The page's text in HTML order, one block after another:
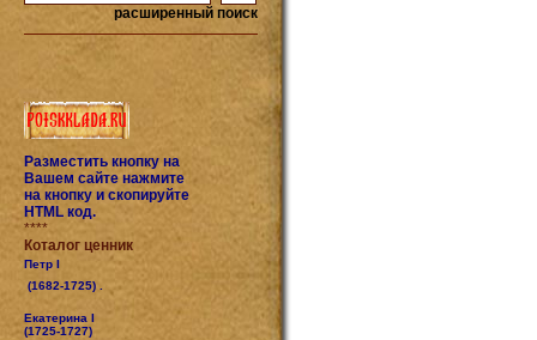
расширенный поиск
Разместить кнопку на
Вашем сайте нажмите
на кнопку и скопируйте
HTML код.
****
Коталог ценник
Петр I
(1682-1725) .
Екатерина I
(1725-1727)